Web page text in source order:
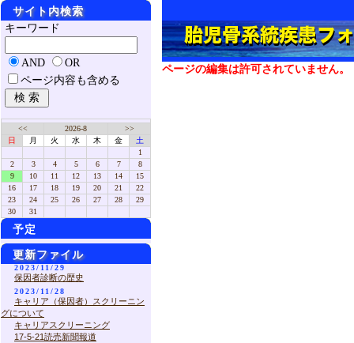
ページの編集は許可されていません。
サイト内検索
キーワード
AND
OR
ページ内容も含める
<< 2026-8
>>
日
月 火 水 木 金
土
1
2
3 4 5 6 7
8
9
10 11 12 13 14
15
16
17 18 19 20 21
22
23
24 25 26 27 28
29
30
31
予定
更新ファイル
2023/11/29
保因者診断の歴史
2023/11/28
キャリア（保因者）スクリーニン
グについて
キャリアスクリーニング
17-5-21読売新聞報道